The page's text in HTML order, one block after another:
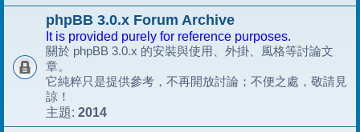
phpBB 3.0.x Forum Archive
It is provided purely for reference purposes.
關於 phpBB 3.0.x 的安裝與使用、外掛、風格等討論文
章。
它純粹只是提供參考，不再開放討論；不便之處，敬請見
諒！
主題: 2014